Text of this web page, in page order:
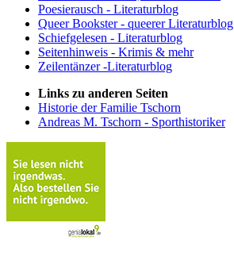
Poesierausch - Literaturblog
Queer Bookster - queerer Literaturblog
Schiefgelesen - Literaturblog
Seitenhinweis - Krimis & mehr
Zeilentänzer -Literaturblog
Links zu anderen Seiten
Historie der Familie Tschorn
Andreas M. Tschorn - Sporthistoriker